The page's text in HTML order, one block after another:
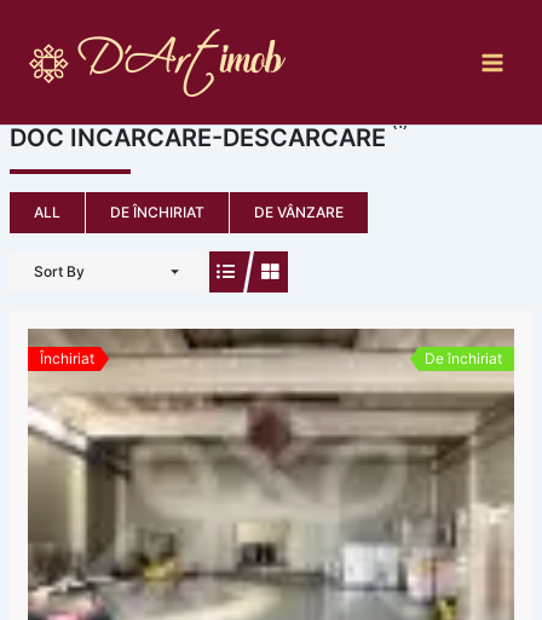
content
DOC INCARCARE-DESCARCARE (1)
ALL DE ÎNCHIRIAT DE VÂNZARE
Sort By
Închiriat De închiriat